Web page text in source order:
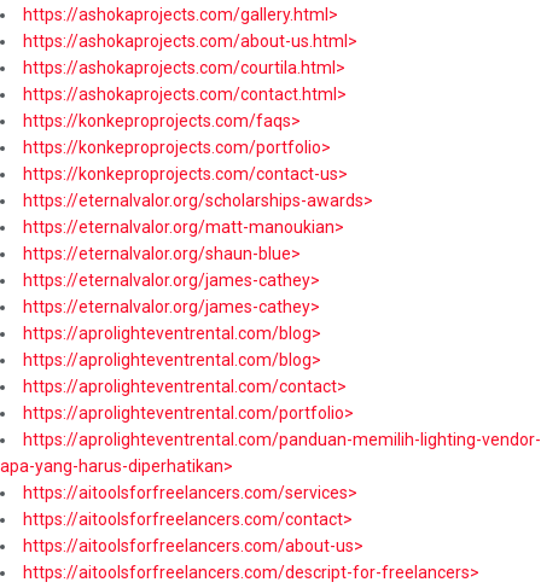
https://ashokaprojects.com/gallery.html>
https://ashokaprojects.com/about-us.html>
https://ashokaprojects.com/courtila.html>
https://ashokaprojects.com/contact.html>
https://konkeproprojects.com/faqs>
https://konkeproprojects.com/portfolio>
https://konkeproprojects.com/contact-us>
https://eternalvalor.org/scholarships-awards>
https://eternalvalor.org/matt-manoukian>
https://eternalvalor.org/shaun-blue>
https://eternalvalor.org/james-cathey>
https://eternalvalor.org/james-cathey>
https://aprolighteventrental.com/blog>
https://aprolighteventrental.com/blog>
https://aprolighteventrental.com/contact>
https://aprolighteventrental.com/portfolio>
https://aprolighteventrental.com/panduan-memilih-lighting-vendor-
apa-yang-harus-diperhatikan>
https://aitoolsforfreelancers.com/services>
https://aitoolsforfreelancers.com/contact>
https://aitoolsforfreelancers.com/about-us>
https://aitoolsforfreelancers.com/descript-for-freelancers>